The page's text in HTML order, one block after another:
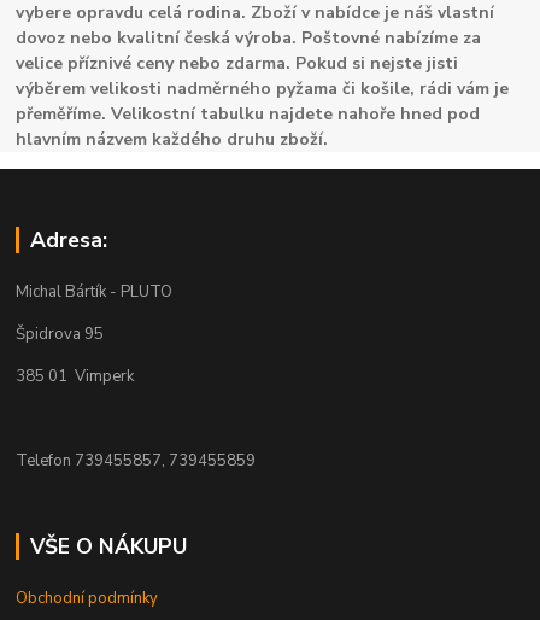
vybere opravdu celá rodina. Zboží v nabídce je náš vlastní
dovoz nebo kvalitní česká výroba. Poštovné nabízíme za
velice příznivé ceny nebo zdarma. Pokud si nejste jisti
výběrem velikosti nadměrného pyžama či košile, rádi vám je
přeměříme. Velikostní tabulku najdete nahoře hned pod
hlavním názvem každého druhu zboží.
Adresa:
Michal Bártík - PLUTO
Špidrova 95
385 01 Vimperk
Telefon 739455857, 739455859
VŠE O NÁKUPU
Obchodní podmínky